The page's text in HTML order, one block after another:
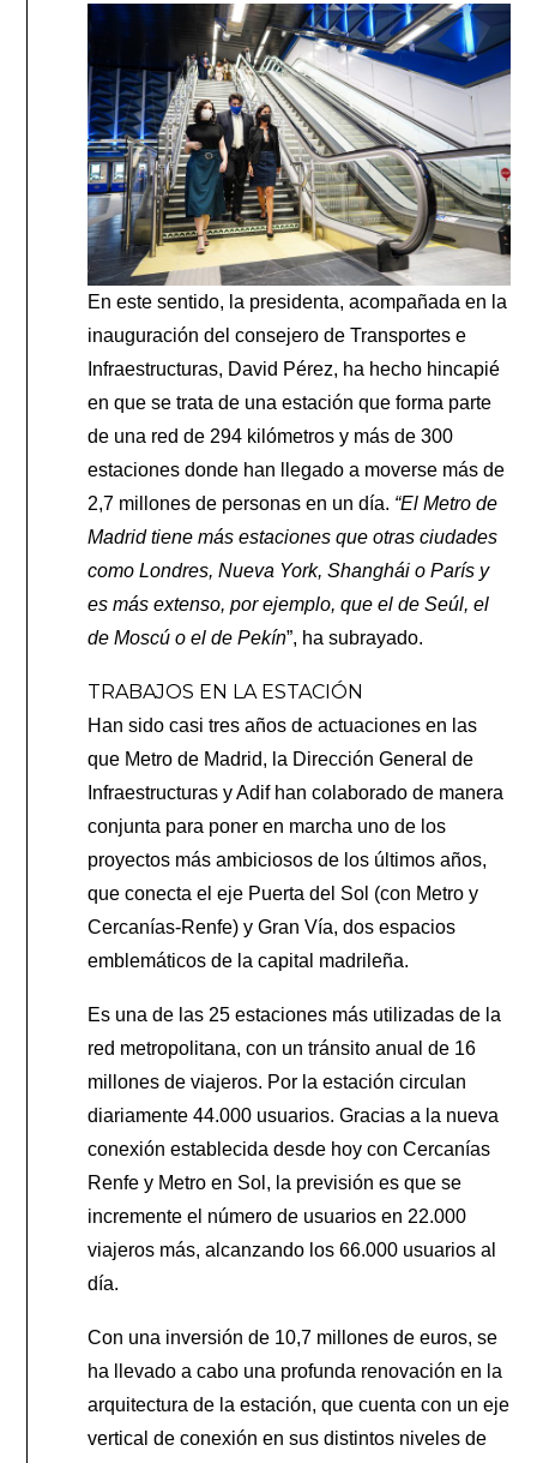
En este sentido, la presidenta, acompañada en la
inauguración del consejero de Transportes e
Infraestructuras, David Pérez, ha hecho hincapié
en que se trata de una estación que forma parte
de una red de 294 kilómetros y más de 300
estaciones donde han llegado a moverse más de
2,7 millones de personas en un día. “El Metro de
Madrid tiene más estaciones que otras ciudades
como Londres, Nueva York, Shanghái o París y
es más extenso, por ejemplo, que el de Seúl, el
de Moscú o el de Pekín”, ha subrayado.
TRABAJOS EN LA ESTACIÓN
Han sido casi tres años de actuaciones en las
que Metro de Madrid, la Dirección General de
Infraestructuras y Adif han colaborado de manera
conjunta para poner en marcha uno de los
proyectos más ambiciosos de los últimos años,
que conecta el eje Puerta del Sol (con Metro y
Cercanías-Renfe) y Gran Vía, dos espacios
emblemáticos de la capital madrileña.
Es una de las 25 estaciones más utilizadas de la
red metropolitana, con un tránsito anual de 16
millones de viajeros. Por la estación circulan
diariamente 44.000 usuarios. Gracias a la nueva
conexión establecida desde hoy con Cercanías
Renfe y Metro en Sol, la previsión es que se
incremente el número de usuarios en 22.000
viajeros más, alcanzando los 66.000 usuarios al
día.
Con una inversión de 10,7 millones de euros, se
ha llevado a cabo una profunda renovación en la
arquitectura de la estación, que cuenta con un eje
vertical de conexión en sus distintos niveles de